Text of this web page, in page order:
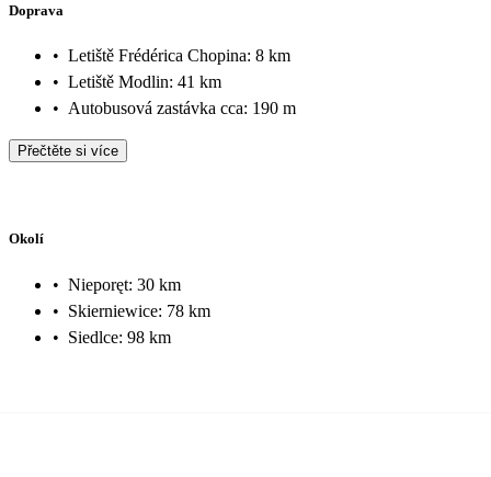
Doprava
• Letiště Frédérica Chopina: 8 km
• Letiště Modlin: 41 km
• Autobusová zastávka cca: 190 m
Přečtěte si více
Okolí
• Nieporęt: 30 km
• Skierniewice: 78 km
• Siedlce: 98 km